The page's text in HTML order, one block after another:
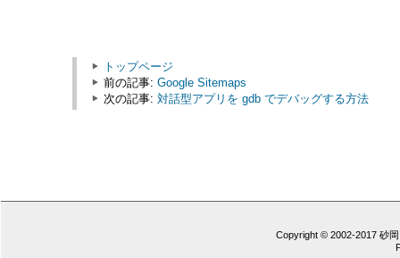
トップページ
前の記事: Google Sitemaps
次の記事: 対話型アプリを gdb でデバッグする方法
Copyright © 2002-2017 砂